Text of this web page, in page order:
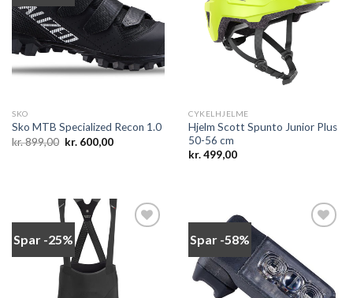
Add to
wishlist
SKO
Sko MTB Specialized Recon 1.0
kr.899,00 Den
oprindelige
kr. 600,00Den
Add to
CYKELHJELME
Hjelm Scott Spunto Junior Plus
50-56 cm
kr.499,00
Spar -25% Spar -58%
Add to
wishlist